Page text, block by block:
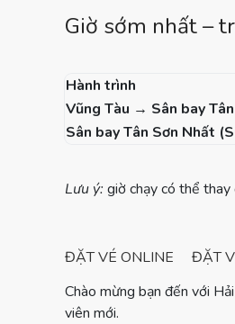
Giờ sớm nhất –
Hành trình
Vũng Tàu → Sân bay
Sân bay Tân Sơn Nhất
Lưu ý: giờ chạy có thể
ĐẶT VÉ ONLINE
ĐẶT
Chào mừng bạn đến với
viên mới.